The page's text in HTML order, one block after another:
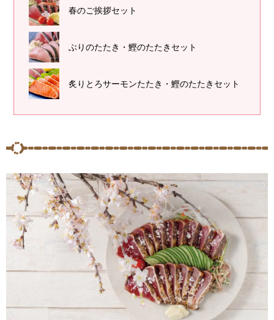
春のご挨拶セット
ぶりのたたき・鰹のたたきセット
炙りとろサーモンたたき・鰹のたたきセット